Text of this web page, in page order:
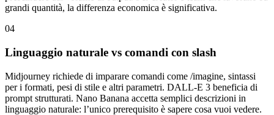
grandi quantità, la differenza economica è significativa.
04
Linguaggio naturale vs comandi con slash
Midjourney richiede di imparare comandi come /imagine, sintassi
per i formati, pesi di stile e altri parametri. DALL-E 3 beneficia di
prompt strutturati. Nano Banana accetta semplici descrizioni in
linguaggio naturale: l’unico prerequisito è sapere cosa vuoi vedere.